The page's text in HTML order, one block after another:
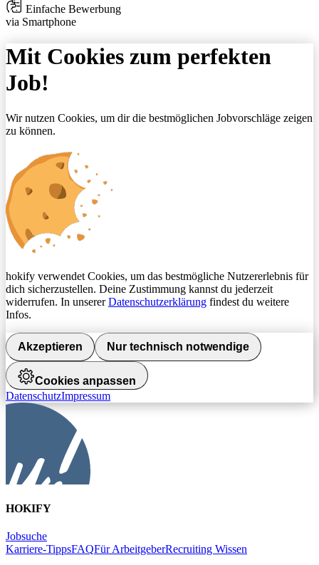
Einfache Bewerbung
via Smartphone
Mit Cookies zum perfekten
Job!
Wir nutzen Cookies, um dir die bestmöglichen Jobvorschläge zeigen
zu können.
hokify verwendet Cookies, um das bestmögliche Nutzererlebnis für
dich sicherzustellen. Deine Zustimmung kannst du jederzeit
widerrufen. In unsererDatenschutzerklärung findest du weitere
Infos.
Akzeptieren Nur technisch notwendige
Cookies anpassen
DatenschutzImpressum
HOKIFY
Jobsuche
Karriere-TippsFAQFür ArbeitgeberRecruiting Wissen